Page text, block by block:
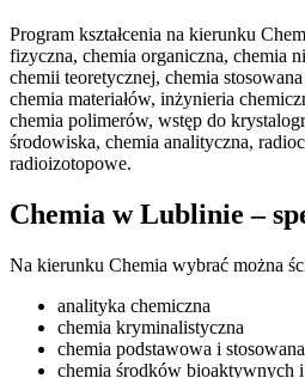
Program kształcenia na kierunku
fizyczna, chemia organiczna, chemia
chemii teoretycznej, chemia
chemia materiałów, inżynieria
chemia polimerów, wstęp do
środowiska, chemia analityczna,
radioizotopowe.
Chemia w Lublinie –
Na kierunku Chemia wybrać można
analityka chemiczna
chemia kryminalistyczna
chemia podstawowa i stosowana
chemia środków bioaktywnych